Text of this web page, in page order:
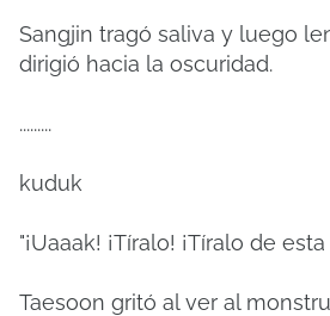
Sangjin tragó saliva y luego
dirigió hacia la oscuridad.
.........
kuduk
"¡Uaaak! ¡Tíralo! ¡Tíralo de
Taesoon gritó al ver al